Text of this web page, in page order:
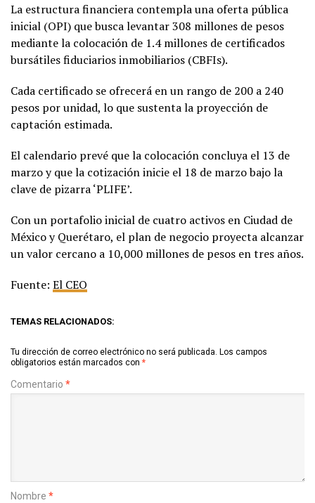
La estructura financiera contempla una oferta pública
inicial (OPI) que busca levantar 308 millones de pesos
mediante la colocación de 1.4 millones de certificados
bursátiles fiduciarios inmobiliarios (CBFIs).
Cada certificado se ofrecerá en un rango de 200 a 240
pesos por unidad, lo que sustenta la proyección de
captación estimada.
El calendario prevé que la colocación concluya el 13 de
marzo y que la cotización inicie el 18 de marzo bajo la
clave de pizarra ‘PLIFE’.
Con un portafolio inicial de cuatro activos en Ciudad de
México y Querétaro, el plan de negocio proyecta alcanzar
un valor cercano a 10,000 millones de pesos en tres años.
Fuente: El CEO
TEMAS RELACIONADOS:
Tu dirección de correo electrónico no será publicada. Los campos
obligatorios están marcados con *
Comentario *
Nombre *